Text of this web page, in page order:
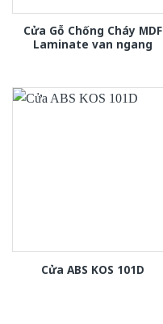
Cửa Gỗ Chống Cháy MDF
Laminate van ngang
Cửa ABS KOS 101D